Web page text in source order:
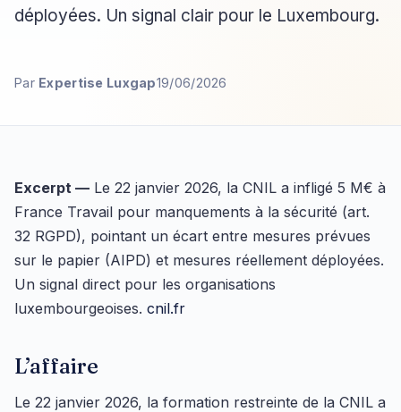
déployées. Un signal clair pour le Luxembourg.
Par Expertise Luxgap19/06/2026
Excerpt — Le 22 janvier 2026, la CNIL a infligé 5 M€ à
France Travail pour manquements à la sécurité (art.
32 RGPD), pointant un écart entre mesures prévues
sur le papier (AIPD) et mesures réellement déployées.
Un signal direct pour les organisations
luxembourgeoises. cnil.fr
L’affaire
Le 22 janvier 2026, la formation restreinte de la CNIL a